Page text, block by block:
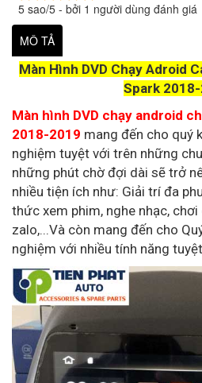
5 sao/5 - bởi 1 người dùng đánh giá
MÔ TẢ
Màn Hình DVD Chạy Adroid
Spark
Màn hình DVD chạy android
2018-2019 mang đến cho quý
nghiệm tuyệt với trên những
những phút chờ đợi dài sẽ trở
nhiều tiện ích như: Giải trí đa
thức xem phim, nghe nhạc,
zalo,...Và còn mang đến cho
nghiệm với nhiều tính năng